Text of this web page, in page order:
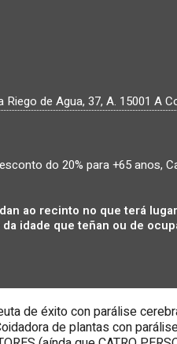
Riego de Agua, 37, A. 15001 A
do 20% para +65 anos,
ao recinto no que terá
idade que teñan ou de
de éxito con parálise
de plantas con